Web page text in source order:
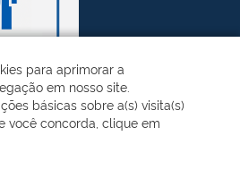
para aprimorar a
em nosso site.
básicas sobre a(s) visita(s)
você concorda, clique em